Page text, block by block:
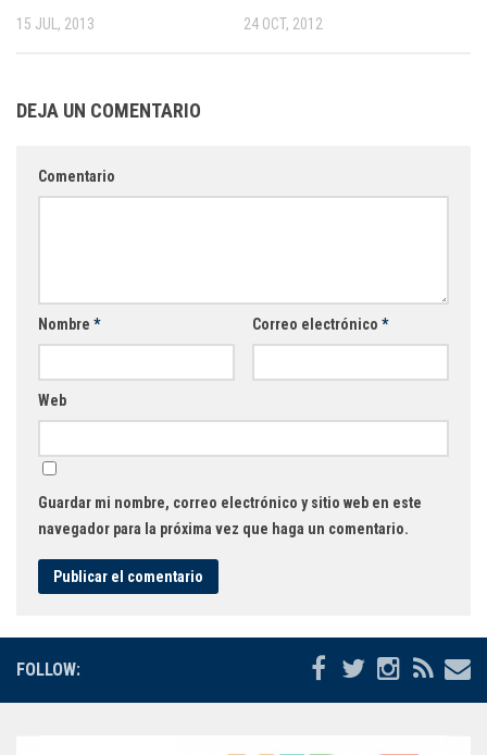
15 JUL, 2013 24 OCT, 2012
DEJA UN COMENTARIO
Comentario
Nombre * Correo electrónico *
Web
Guardar mi nombre, correo electrónico y sitio web en este
navegador para la próxima vez que haga un comentario.
FOLLOW: